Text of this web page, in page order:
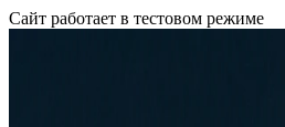
Сайт работает в тестовом режиме